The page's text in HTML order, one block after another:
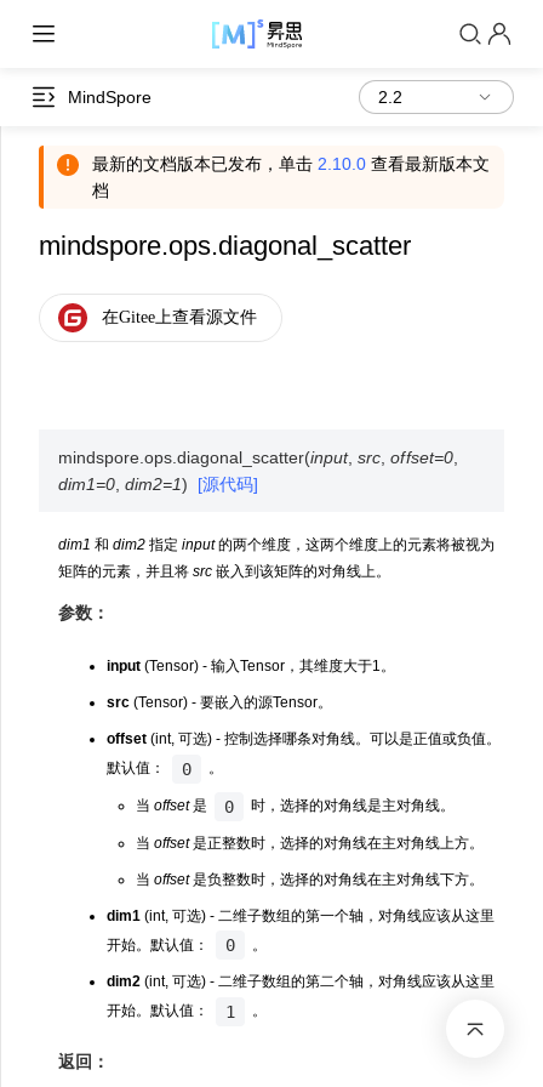
MindSpore
最新的文档版本已发布，单击 2.10.0 查看最新版本文
档
mindspore.ops.diagonal_scatter
mindspore.ops.diagonal_scatter(input,src ,offset=0,
dim1=0 ,dim2=1) [源代码]
dim1 和 dim2 指定 input的两个维度，这两个维度上的元素将被视为
矩阵的元素，并且将 src 嵌入到该矩阵的对角线上。
参数：
input (Tensor) - 输入Tensor，其维度大于1。
src (Tensor) - 要嵌入的源Tensor。
offset (int, 可选) - 控制选择哪条对角线。可以是正值或负值。
默认值：
0 。
当 offset是 0 时，选择的对角线是主对角线。
当 offset是正整数时，选择的对角线在主对角线上方。
当 offset是负整数时，选择的对角线在主对角线下方。
dim1 (int, 可选) - 二维子数组的第一个轴，对角线应该从这里
开始。默认值：
0 。
dim2 (int, 可选) - 二维子数组的第二个轴，对角线应该从这里
开始。默认值：
1 。
返回：